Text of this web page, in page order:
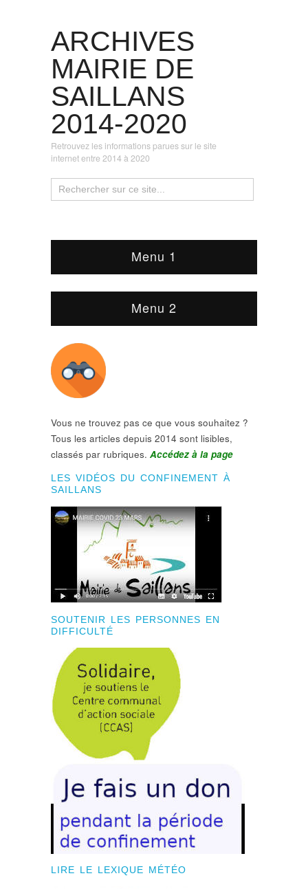
ARCHIVES
MAIRIE DE
SAILLANS
2014-2020
Retrouvez les informations parues sur le site
internet entre 2014 à 2020
Menu 1
Menu 2
Vous ne trouvez pas ce que vous souhaitez ?
Tous les articles depuis 2014 sont lisibles,
classés par rubriques. Accédez à la page
LES VIDÉOS DU CONFINEMENT À
SAILLANS
SOUTENIR LES PERSONNES EN
DIFFICULTÉ
LIRE LE LEXIQUE MÉTÉO